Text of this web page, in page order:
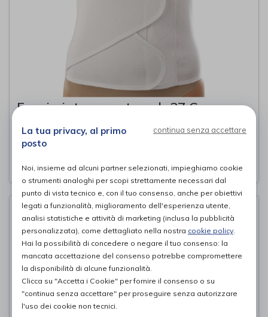
Fascia interno cotone h 27 Cm
PROVA E ACQUISTA IN NEGOZIO DA
La tua privacy, al primo
posto
continua senza accettare
Noi, insieme ad alcuni partner selezionati, impieghiamo cookie
o strumenti analoghi per scopi strettamente necessari dal
punto di vista tecnico e, con il tuo consenso, anche per obiettivi
legati a funzionalità, miglioramento dell'esperienza utente,
analisi statistiche e attività di marketing (inclusa la pubblicità
personalizzata), come dettagliato nella nostra cookie policy.
Hai la possibilità di concedere o negare il tuo consenso: la
mancata accettazione del consenso potrebbe compromettere
la disponibilità di alcune funzionalità.
Clicca su "Accetta i Cookie" per fornire il consenso o su
"continua senza accettare" per proseguire senza autorizzare
l'uso dei cookie non tecnici.